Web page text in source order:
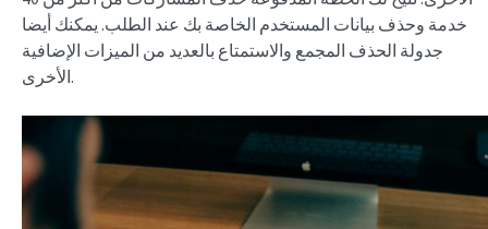
خدمة وحذف بيانات المستخدم الخاصة بك عند الطلب. يمكنك أيضا
جدولة الحذف المجمع والاستمتاع بالعديد من الميزات الإضافية
الأخرى.